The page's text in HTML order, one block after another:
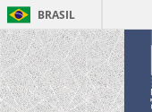
BRASIL